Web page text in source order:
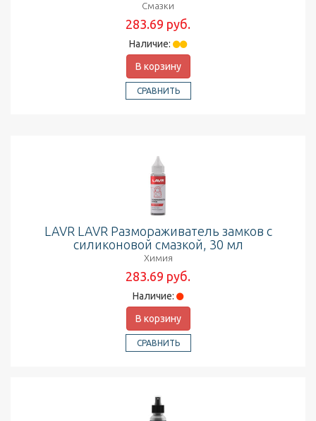
Смазки
283.69 руб.
Наличие:
В корзину
СРАВНИТЬ
LAVR LAVR Размораживатель замков с
силиконовой смазкой, 30 мл
Химия
283.69 руб.
Наличие:
В корзину
СРАВНИТЬ